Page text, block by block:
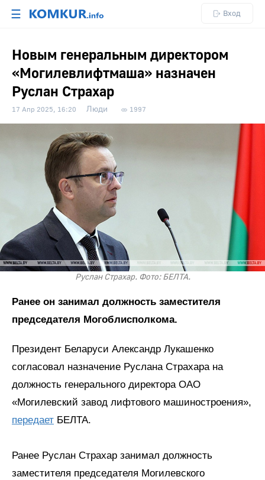
☰ Вход
Новым генеральным директором
«Могилевлифтмаша» назначен
Руслан Страхар
17 Апр 2025, 16:20 Люди 1997
Руслан Страхар. Фото: БЕЛТА.
Ранее он занимал должность заместителя
председателя Могоблисполкома.
Президент Беларуси Александр Лукашенко
согласовал назначение Руслана Страхара на
должность генерального директора ОАО
«Могилевский завод лифтового машиностроения»,
передает БЕЛТА.
Ранее Руслан Страхар занимал должность
заместителя председателя Могилевского